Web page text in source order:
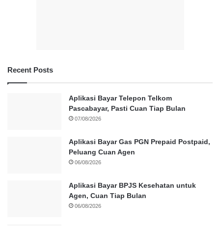
Recent Posts
Aplikasi Bayar Telepon Telkom
Pascabayar, Pasti Cuan Tiap Bulan
07/08/2026
Aplikasi Bayar Gas PGN Prepaid Postpaid,
Peluang Cuan Agen
06/08/2026
Aplikasi Bayar BPJS Kesehatan untuk
Agen, Cuan Tiap Bulan
06/08/2026